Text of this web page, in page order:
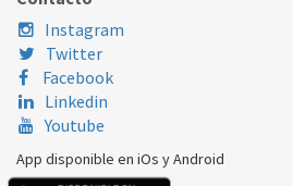
Instagram
Twitter
Facebook
Linkedin
Youtube
App disponible en iOs y Android